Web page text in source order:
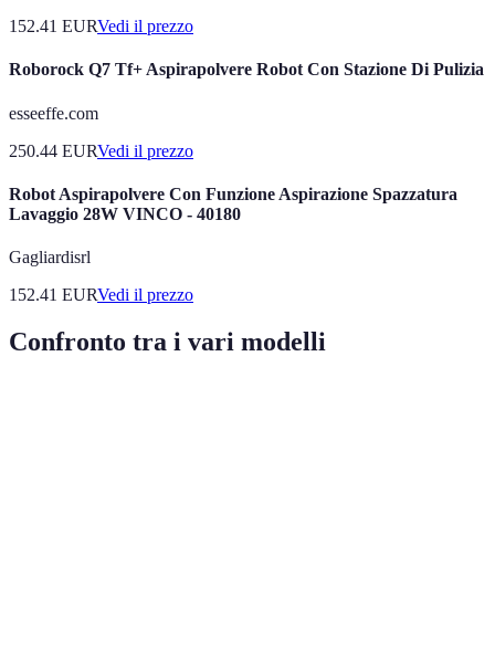
152.41 EURVedi il prezzo
Roborock Q7 Tf+ Aspirapolvere Robot Con Stazione Di Pulizia
esseeffe.com
250.44 EURVedi il prezzo
Robot Aspirapolvere Con Funzione Aspirazione Spazzatura
Lavaggio 28W VINCO - 40180
Gagliardisrl
152.41 EURVedi il prezzo
Confronto tra i vari modelli